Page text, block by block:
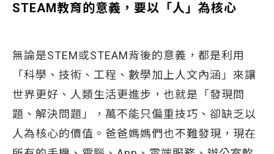
STEAM教育的意義，要以「人」為核心
無論是STEM或STEAM背後的意義，都是利用
「科學、技術、工程、數學加上人文內涵」來讓
世界更好、人類生活更進步，也就是「發現問
題、解決問題」，萬不能只偏重技巧、卻缺乏以
人為核心的價值。爸爸媽媽們也不難發現，現在